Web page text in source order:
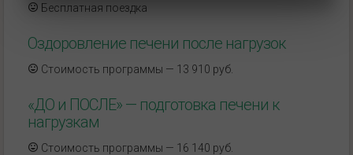
Бесплатная поездка
Оздоровление печени после нагрузок
Стоимость программы — 13 910 руб.
«ДО и ПОСЛЕ» — подготовка печени к
нагрузкам
Стоимость программы — 16 140 руб.